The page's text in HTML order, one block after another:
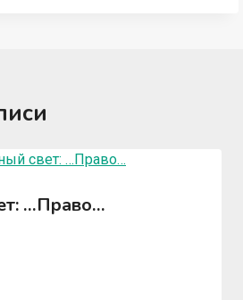
…Право…